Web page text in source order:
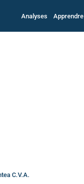
Analyses Apprendre
C.V.A.